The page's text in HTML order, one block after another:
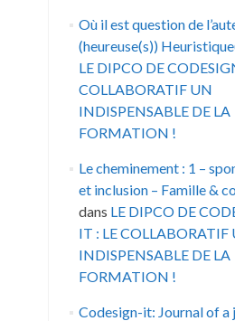
Où il est question de
(heureuse(s))
LE DIPCO DE
COLLABORATIF UN
INDISPENSABLE DE LA
FORMATION !
Le cheminement : 1 –
et inclusion – Famille &
dans LE DIPCO DE
IT : LE COLLABORATIF
INDISPENSABLE DE LA
FORMATION !
Codesign-it: Journal of a